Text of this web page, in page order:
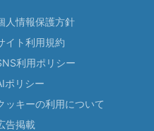
人情報保護方針
イト利用規約
利用ポリシー
ポリシー
ッキーの利用について
告掲載